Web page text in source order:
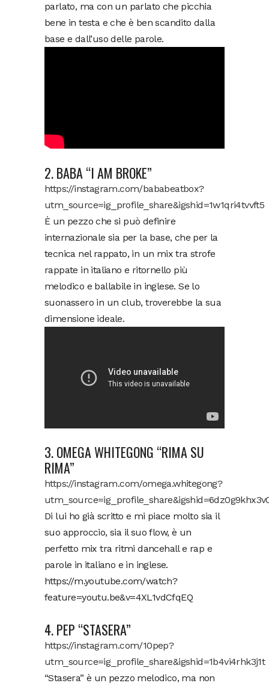
parlato, ma con un parlato che picchia
bene in testa e che è ben scandito dalla
base e dall’uso delle parole.
2. BABA “I AM BROKE”
https://instagram.com/bababeatbox?
utm_source=ig_profile_share&igshid=1w1qri4tvvft5
È un pezzo che si può definire
internazionale sia per la base, che per la
tecnica nel rappato, in un mix tra strofe
rappate in italiano e ritornello più
melodico e ballabile in inglese. Se lo
suonassero in un club, troverebbe la sua
dimensione ideale.
3. OMEGA WHITEGONG “RIMA SU
RIMA”
https://instagram.com/omega.whitegong?
Di lui ho già scritto e mi piace molto sia il
suo approccio, sia il suo flow, è un
perfetto mix tra ritmi dancehall e rap e
parole in italiano e in inglese.
https://m.youtube.com/watch?
feature=youtu.be&v=4XL1vdCfqEQ
4. PEP “STASERA”
https://instagram.com/10pep?
utm_source=ig_profile_share&igshid=1b4vi4rhk3j1t
“Stasera” è un pezzo melodico, ma non